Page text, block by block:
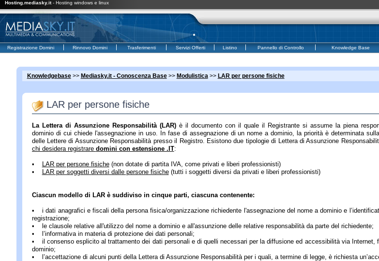
Hosting.mediasky.it- Hosting windows e linux
Registrazione Domini Rinnovo Domini Trasferimenti Servizi Offerti Listino Pannello di Controllo Knowledge Base
Knowledgebase>> Mediasky.it - Conoscenza Base>> Modulistica>> LAR per persone fisiche
LAR per persone fisiche
La Lettera di Assunzione Responsabilità (LAR)è il documento con il quale il Registrante si assume la piena
dominio di cui chiede l'assegnazione in uso. In fase di assegnazione di un nome a dominio, la priorità è determinata
delle Lettere di Assunzione Responsabilità presso il Registro. Esistono due tipologie di Lettera di Assunzione
chi desidera registrare domini con estensione .IT:
• LARper persone fisiche(non dotate di partita IVA, come privati e liberi professionisti)
•
LARper soggetti diversi dalle persone fisiche(tutti i soggetti diversi da privati e liberi professionisti)
Ciascun modello di LAR è suddiviso in cinque parti, ciascuna contenente:
• i dati anagrafici e fiscali della persona fisica/organizzazione richiedente l'assegnazione del nome a dominio e
registrazione;
• le clausole relative all'utilizzo del nome a dominio e all'assunzione delle relative responsabilità da parte del richiedente;
• l’informativa in materia di protezione dei dati personali;
• il consenso esplicito al trattamento dei dati personali e di quelli necessari per la diffusione ed accessibilità via Internet,
dominio;
• l’accettazione di alcuni punti della Lettera di Assunzione Responsabilità per i quali, a termine di legge, è richiesta